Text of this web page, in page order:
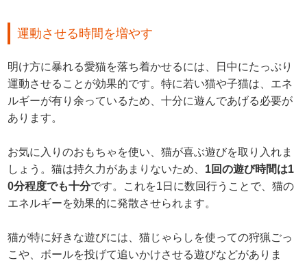
運動させる時間を増やす
明け方に暴れる愛猫を落ち着かせるには、日中にたっぷり
運動させることが効果的です。特に若い猫や子猫は、エネ
ルギーが有り余っているため、十分に遊んであげる必要が
あります。
お気に入りのおもちゃを使い、猫が喜ぶ遊びを取り入れま
しょう。猫は持久力があまりないため、 1回の遊び時間は1
0分程度でも十分です。これを1日に数回行うことで、猫の
エネルギーを効果的に発散させられます。
猫が特に好きな遊びには、猫じゃらしを使っての狩猟ごっ
こや、ボールを投げて追いかけさせる遊びなどがありま